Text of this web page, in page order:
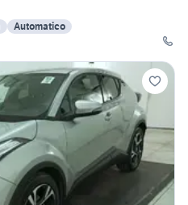
Automatico